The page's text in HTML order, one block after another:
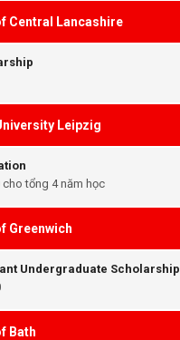
Central Lancashire
Leipzig
cho tổng 4 năm học
Greenwich
Undergraduate Scholarship
Bath